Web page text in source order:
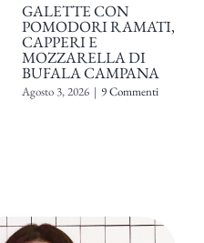
GALETTE CON
POMODORI RAMATI,
CAPPERI E
MOZZARELLA DI
BUFALA CAMPANA
Agosto 3, 2026 | 9 Commenti